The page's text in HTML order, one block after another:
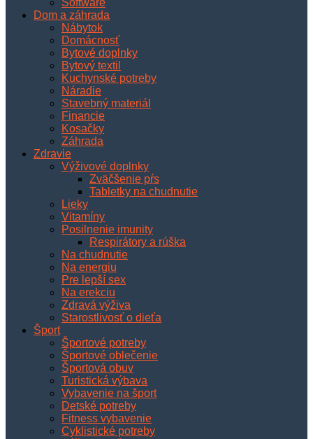
Software
Dom a záhrada
Nábytok
Domácnosť
Bytové doplnky
Bytový textil
Kuchynské potreby
Náradie
Stavebný materiál
Financie
Kosačky
Záhrada
Zdravie
Výživové doplnky
Zväčšenie pŕs
Tabletky na chudnutie
Lieky
Vitamíny
Posilnenie imunity
Respirátory a rúška
Na chudnutie
Na energiu
Pre lepší sex
Na erekciu
Zdravá výživa
Starostlivosť o dieťa
Šport
Športové potreby
Športové oblečenie
Športová obuv
Turistická výbava
Vybavenie na šport
Detské potreby
Fitness vybavenie
Cyklistické potreby